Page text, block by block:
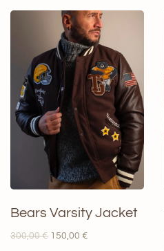
Bears Varsity Jacket
300,00€ Il150,00 €